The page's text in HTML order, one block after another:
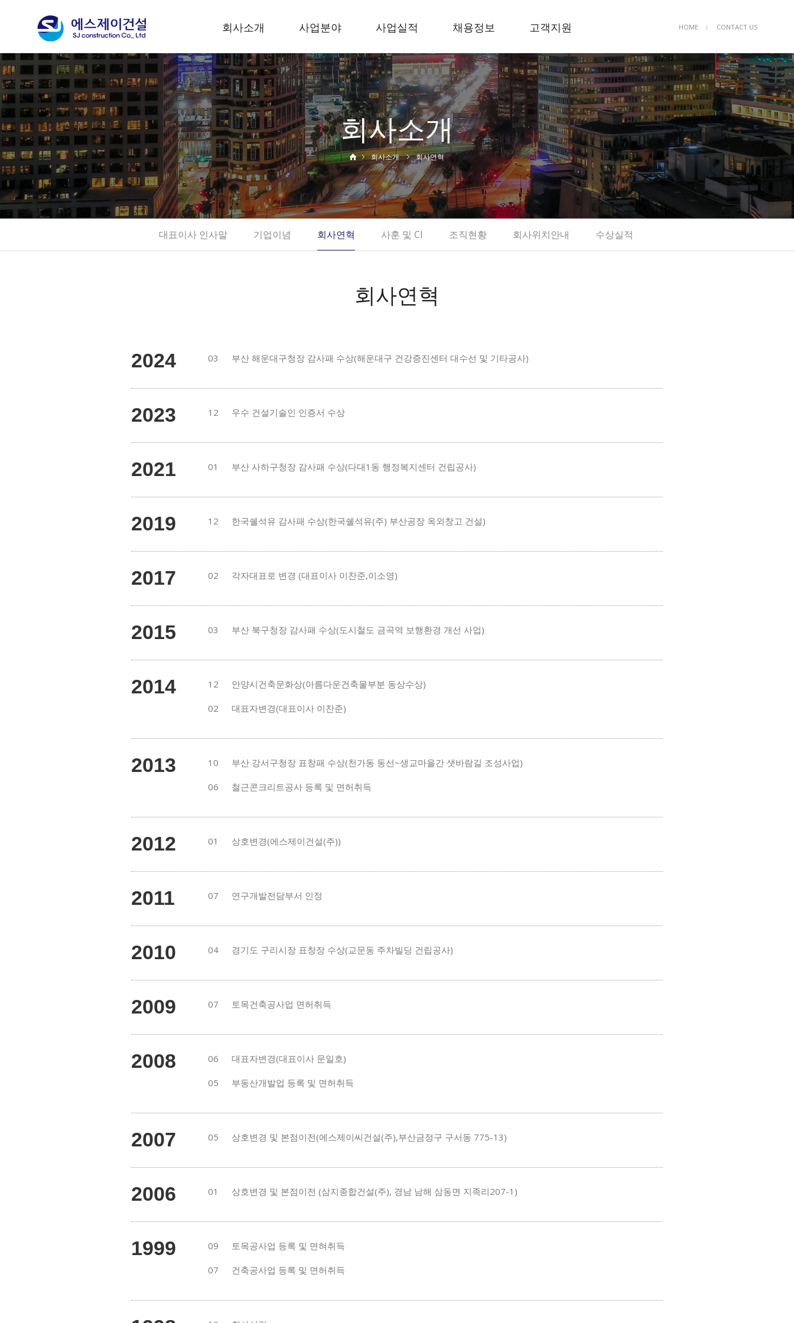
HOME ㅣ CONTACT US
회사소개
대표이사 인사말
기업이념
회사연혁
사훈 및 CI
조직현황
회사위치안내
수상실적
사업분야
건축사업
토목사업
면허보유현황
사업실적
시공실적
시공능력
순위확인서
채용정보
인사제도
복리후생
채용공고
고객지원
공지사항
공사의뢰
Q&A
자유게시판
회사소개
회사소개 회사연혁
대표이사 인사말 기업이념 회사연혁 사훈 및 CI 조직현황 회사위치안내 수상실적
회사연혁
2024 03 부산 해운대구청장 감사패 수상(해운대구 건강증진센터 대수선 및 기타공사)
2023 12 우수 건설기술인 인증서 수상
2021 01 부산 사하구청장 감사패 수상(다대1동 행정복지센터 건립공사)
2019 12 한국쉘석유 감사패 수상(한국쉘석유(주) 부산공장 옥외창고 건설)
2017 02 각자대표로 변경 (대표이사 이찬준,이소영)
2015 03 부산 북구청장 감사패 수상(도시철도 금곡역 보행환경 개선 사업)
2014 12 안양시건축문화상(아름다운건축물부분 동상수상)
02 대표자변경(대표이사 이찬준)
2013 10 부산 강서구청장 표창패 수상(천가동 동선~생교마을간 샛바람길 조성사업)
06 철근콘크리트공사 등록 및 면허취득
2012 01 상호변경(에스제이건설(주))
2011 07 연구개발전담부서 인정
2010 04 경기도 구리시장 표창장 수상(교문동 주차빌딩 건립공사)
2009 07 토목건축공사업 면허취득
2008 06 대표자변경(대표이사 문일호)
05 부동산개발업 등록 및 면허취득
2007 05 상호변경 및 본점이전(에스제이씨건설(주),부산금정구 구서동 775-13)
2006 01 상호변경 및 본점이전 (삼지종합건설(주), 경남 남해 삼동면 지족리207-1)
1999 09 토목공사업 등록 및 면혀취득
07 건축공사업 등록 및 면허취득